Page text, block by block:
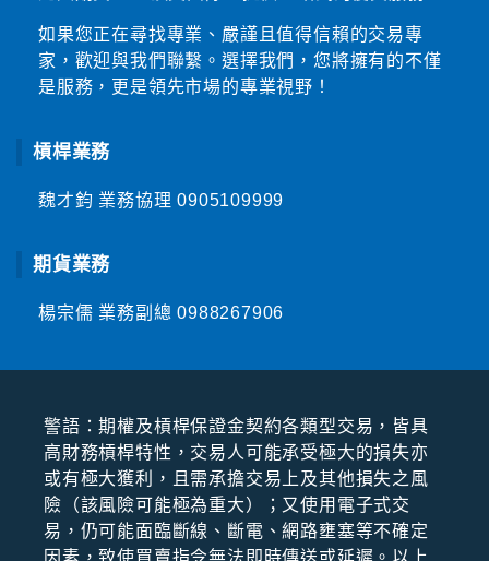
如果您正在尋找專業、嚴謹且值得信賴的交易專
家，歡迎與我們聯繫。選擇我們，您將擁有的不僅
是服務，更是領先市場的專業視野！
槓桿業務
魏才鈞 業務協理0905109999
期貨業務
楊宗儒 業務副總0988267906
警語：期權及槓桿保證⾦契約各類型交易，皆具
⾼財務槓桿特性，交易⼈可能承受極⼤的損失亦
或有極⼤獲利，且需承擔交易上及其他損失之風
險（該風險可能極為重⼤）；⼜使⽤電⼦式交
易，仍可能⾯臨斷線、斷電、網路壅塞等不確定
因素，致使買賣指令無法即時傳送或延遲。以上